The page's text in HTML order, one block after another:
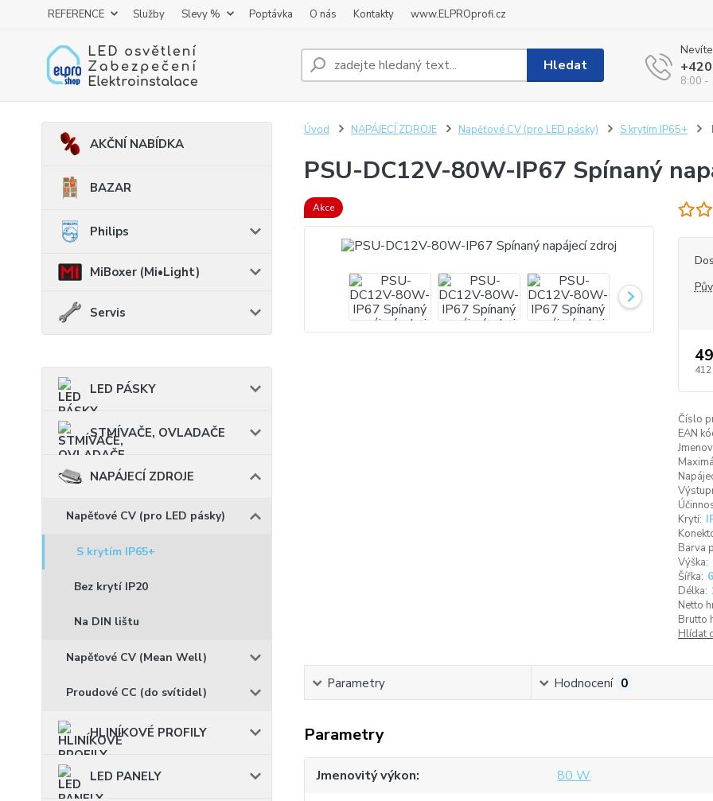
REFERENCE Služby Slevy % Poptávka O nás Kontakty www.ELPROprofi.cz
Hledat
8:00 -
AKČNÍ NABÍDKA
BAZAR
Philips
MiBoxer (Mi•Light)
Servis
LED PÁSKY
STMÍVAČE, OVLADAČE
NAPÁJECÍ ZDROJE
Napěťové CV (pro LED pásky)
S krytím IP65+
Bez krytí IP20
Na DIN lištu
Napěťové CV (Mean Well)
Proudové CC (do svítidel)
HLINÍKOVÉ PROFILY
LED PANELY
Úvod NAPÁJECÍ ZDROJE Napěťové CV (pro LED pásky) S krytím IP65+
PSU-DC12V-80W-IP67 Spínaný
Akce
412
Číslo
EAN
Krytí:
Barva
Výška:
Šířka:
Délka:
Netto
Brutto
Hlídat
Parametry Hodnocení 0
Parametry
Jmenovitý výkon
80 W